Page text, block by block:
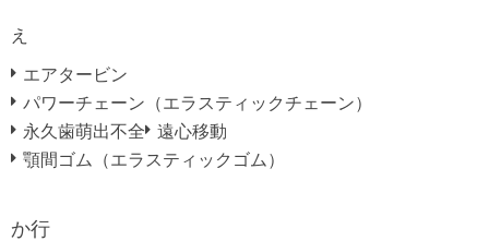
え
エアタービン
パワーチェーン（エラスティックチェーン）
永久歯萌出不全
遠心移動
顎間ゴム（エラスティックゴム）
か行